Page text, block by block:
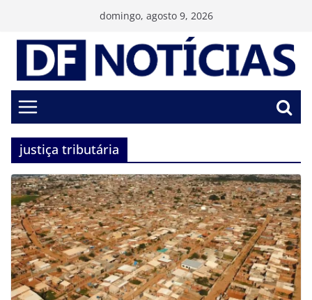
conteúdo
domingo, agosto 9, 2026
justiça tributária